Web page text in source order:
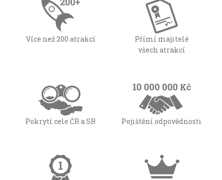
Více než 200 atrakcí
Přímí majitelé
všech atrakcí
Pokrytí cele ČR a SR Pojištění odpovědnosti